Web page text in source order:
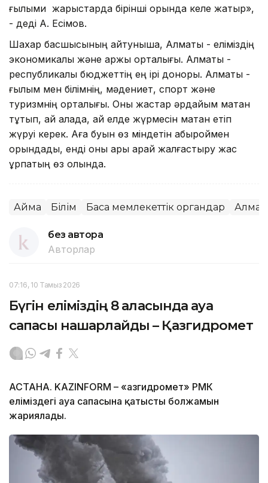
ғылыми жарыстарда бірінші орында келе жатыр»,
- деді А. Есімов.
Шахар басшысының айтуныша, Алматы - еліміздің
экономикалық және қаржы орталығы. Алматы -
республикалық бюджеттің ең ірі доноры. Алматы -
ғылым мен білімнің, мәдениет, спорт және
туризмнің орталығы. Оны жастар әрдайым мақтан
тұтып, қай қалада, қай елде жүрмесін мақтан етіп
жүруі керек. Аға буын өз міндетін абыроймен
орындады, енді оны ары қарай жалғастыру жас
ұрпақтың өз қолында.
Аймақ Білім Басқа мемлекеттік органдар
без автора
Авторлар
07:16, 10 Тамыз 2026
Бүгін еліміздің 8 қаласында ауа
сапасы нашарлайды – Қазгидромет
АСТАНА. KAZINFORM – «Қазгидромет» РМК
еліміздегі ауа сапасына қатысты болжамын
жариялады.